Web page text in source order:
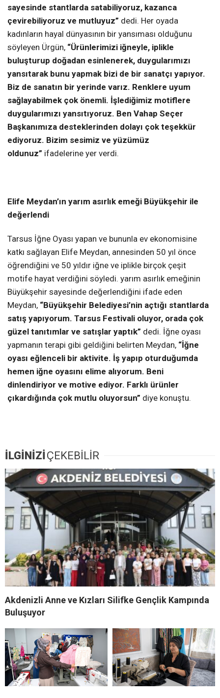
sayesinde stantlarda satabiliyoruz, kazanca
çevirebiliyoruz ve mutluyuz” dedi. Her oyada
kadınların hayal dünyasının bir yansıması olduğunu
söyleyen Ürgün, “Ürünlerimizi iğneyle, iplikle
buluşturup doğadan esinlenerek, duygularımızı
yansıtarak bunu yapmak bizi de bir sanatçı yapıyor.
Biz de sanatın bir yerinde varız. Renklere uyum
sağlayabilmek çok önemli. İşlediğimiz motiflere
duygularımızı yansıtıyoruz. Ben Vahap Seçer
Başkanımıza desteklerinden dolayı çok teşekkür
ediyoruz. Bizim sesimiz ve yüzümüz
oldunuz” ifadelerine yer verdi.
Elife Meydan’ın yarım asırlık emeği Büyükşehir ile
değerlendi
Tarsus İğne Oyası yapan ve bununla ev ekonomisine
katkı sağlayan Elife Meydan, annesinden 50 yıl önce
öğrendiğini ve 50 yıldır iğne ve iplikle birçok çeşit
motife hayat verdiğini söyledi. yarım asırlık emeğinin
Büyükşehir sayesinde değerlendiğini ifade eden
Meydan, “Büyükşehir Belediyesi’nin açtığı stantlarda
satış yapıyorum. Tarsus Festivali oluyor, orada çok
güzel tanıtımlar ve satışlar yaptık” dedi. İğne oyası
yapmanın terapi gibi geldiğini belirten Meydan, “İğne
oyası eğlenceli bir aktivite. İş yapıp oturduğumda
hemen iğne oyasını elime alıyorum. Beni
dinlendiriyor ve motive ediyor. Farklı ürünler
çıkardığında çok mutlu oluyorsun” diye konuştu.
İLGİNİZİÇEKEBİLİR
Akdenizli Anne ve Kızları Silifke Gençlik Kampında
Buluşuyor